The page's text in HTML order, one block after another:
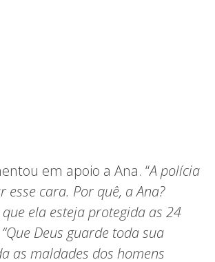
em apoio a Ana. “A polícia
esse cara. Por quê, a Ana?
ela esteja protegida as 24
Deus guarde toda sua
as maldades dos homens